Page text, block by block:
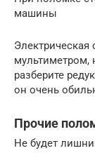
машины
Электрическая
мультиметром,
разберите
он очень
Прочие
Не будет